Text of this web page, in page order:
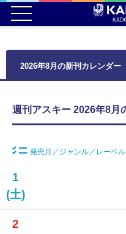
2026年8月の新刊カレンダー
週刊アスキー 2026年8月
発売月／ジャンル／レーベ
1
(土)
2